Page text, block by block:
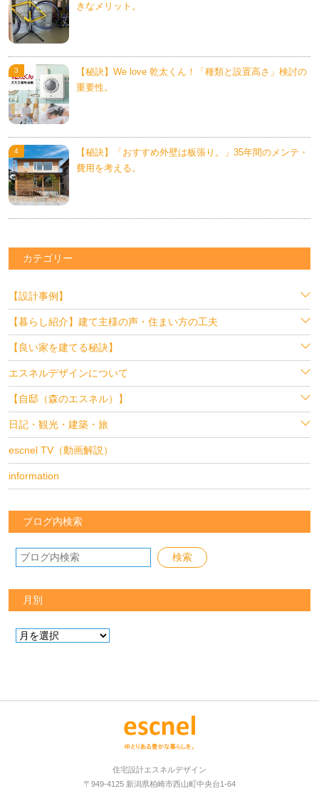
きなメリット。
【秘訣】We love 乾太くん！「種類と設置高さ」検討の
重要性。
【秘訣】「おすすめ外壁は板張り。」35年間のメンテ・
費用を考える。
カテゴリー
【設計事例】
【暮らし紹介】建て主様の声・住まい方の工夫
【良い家を建てる秘訣】
エスネルデザインについて
【自邸（森のエスネル）】
日記・観光・建築・旅
escnel TV（動画解説）
information
ブログ内検索
月別
住宅設計エスネルデザイン
〒949-4125 新潟県柏崎市西山町中央台1-64